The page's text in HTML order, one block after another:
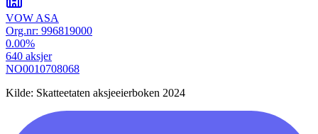
VOW ASA
Org.nr: 996819000
0.00%
640 aksjer
NO0010708068
Kilde: Skatteetaten aksjeeierboken 2024